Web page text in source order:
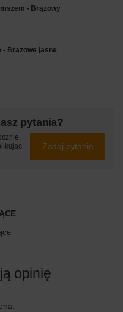
- Brązowy
Brązowe jasne
pytania?
Zadaj pytanie
opinię